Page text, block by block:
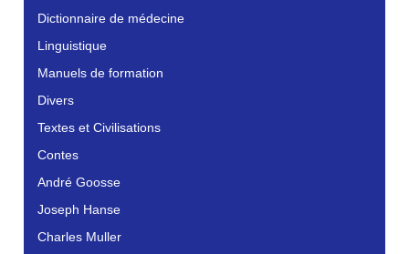
Dictionnaire de médecine
Linguistique
Manuels de formation
Divers
Textes et Civilisations
Contes
André Goosse
Joseph Hanse
Charles Muller